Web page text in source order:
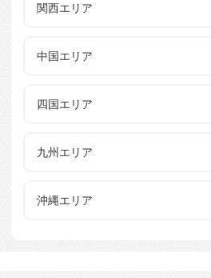
関西エリア
中国エリア
四国エリア
九州エリア
沖縄エリア